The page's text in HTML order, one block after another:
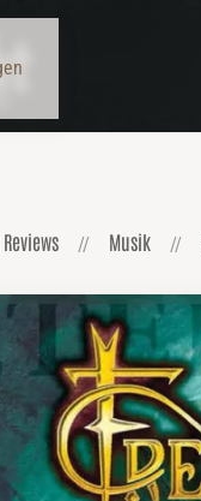
Reviews Musik